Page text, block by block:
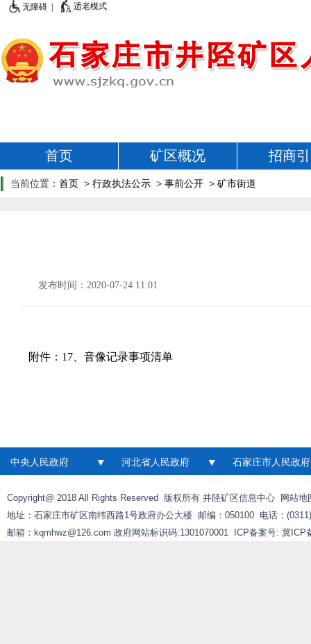
无障碍 | 适老模式
首页 矿区概况 招商
当前位置： 首页 > 行政执法公示 > 事前公开 > 矿市街道
发布时间：2020-07-24 11:01
附件： 17、音像记录事项清单